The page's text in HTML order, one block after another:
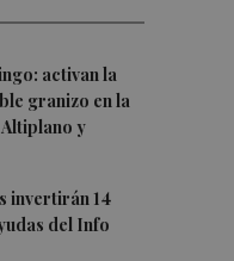
activan la
granizo en la
y
invertirán 14
del Info